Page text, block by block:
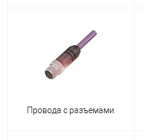
Провода с разъемами